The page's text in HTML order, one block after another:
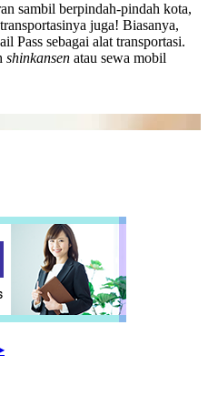
sambil berpindah-pindah kota,
juga! Biasanya,
Pass sebagai alat transportasi.
shinkansen atau sewa mobil